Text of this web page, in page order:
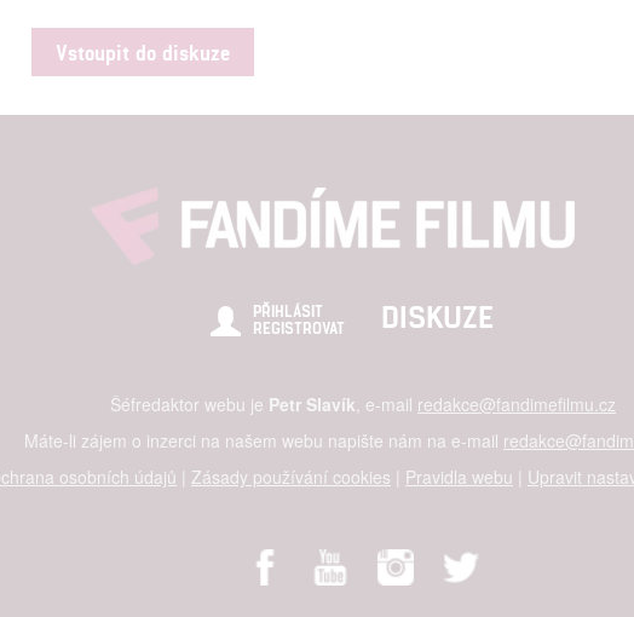
Vstoupit do diskuze
PŘIHLÁSIT
REGISTROVAT
DISKUZE
Šéfredaktor webu je Petr Slavík , e-mail redakce@fandimefilmu.cz
Máte-li zájem o inzerci na našem webu napište nám na e-mail
osobních údajů | Zásady používání cookies | Pravidla webu | Upravit